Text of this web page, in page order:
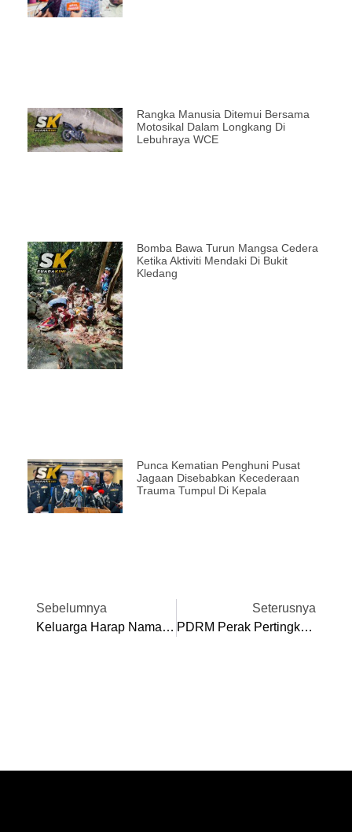
Rangka Manusia Ditemui Bersama
Motosikal Dalam Longkang Di
Lebuhraya WCE
Bomba Bawa Turun Mangsa Cedera
Ketika Aktiviti Mendaki Di Bukit
Kledang
Punca Kematian Penghuni Pusat
Jagaan Disebabkan Kecederaan
Trauma Tumpul Di Kepala
Sebelumnya
Keluarga Harap Nama Ahmad Azza Fahmi Diabadikan Pada Surau Kampung
Seterusnya
PDRM Perak Pertingkat Keselamatan 16 IPD, 107 Balai Seluruh Negeri